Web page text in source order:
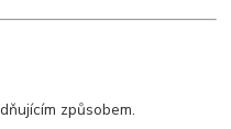
způsobem.